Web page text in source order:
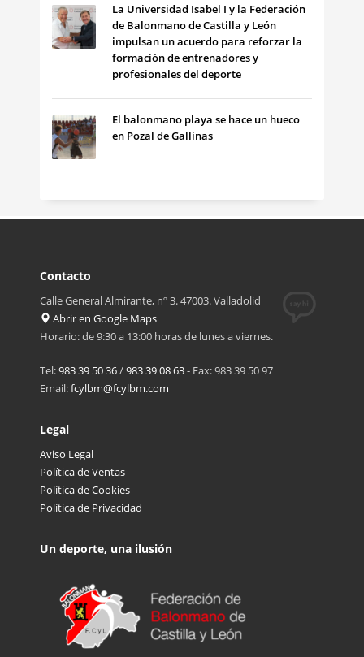
La Universidad Isabel I y la Federación
de Balonmano de Castilla y León
impulsan un acuerdo para reforzar la
formación de entrenadores y
profesionales del deporte
El balonmano playa se hace un hueco
en Pozal de Gallinas
Contacto
Calle General Almirante, nº 3. 47003. Valladolid
Abrir en Google Maps
Horario: de 9:30 a 13:00 horas de lunes a viernes.
Tel:983 39 50 36/983 39 08 63- Fax: 983 39 50 97
Email:fcylbm@fcylbm.com
Legal
Aviso Legal
Política de Ventas
Política de Cookies
Política de Privacidad
Un deporte, una ilusión